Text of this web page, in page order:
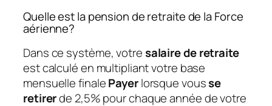
Quelle est la pension de retraite de la Force
aérienne?
Dans ce système, votresalaire de retraite
est calculé en multipliant votre base
mensuelle finalePayerlorsque vousse
retirerde 2,5% pour chaque année de votre